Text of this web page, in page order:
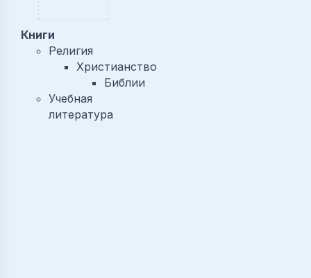
Книги
Религия
Христианство
Библии
Учебная
литература